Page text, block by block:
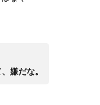
嫌だな。